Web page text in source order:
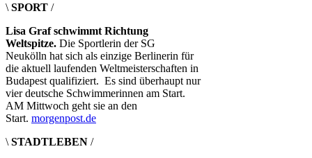
\ SPORT /
Lisa Graf schwimmt Richtung
Weltspitze. Die Sportlerin der SG
Neukölln hat sich als einzige Berlinerin für
die aktuell laufenden Weltmeisterschaften in
Budapest qualifiziert. Es sind überhaupt nur
vier deutsche Schwimmerinnen am Start.
AM Mittwoch geht sie an den
Start. morgenpost.de
\ STADTLEBEN /